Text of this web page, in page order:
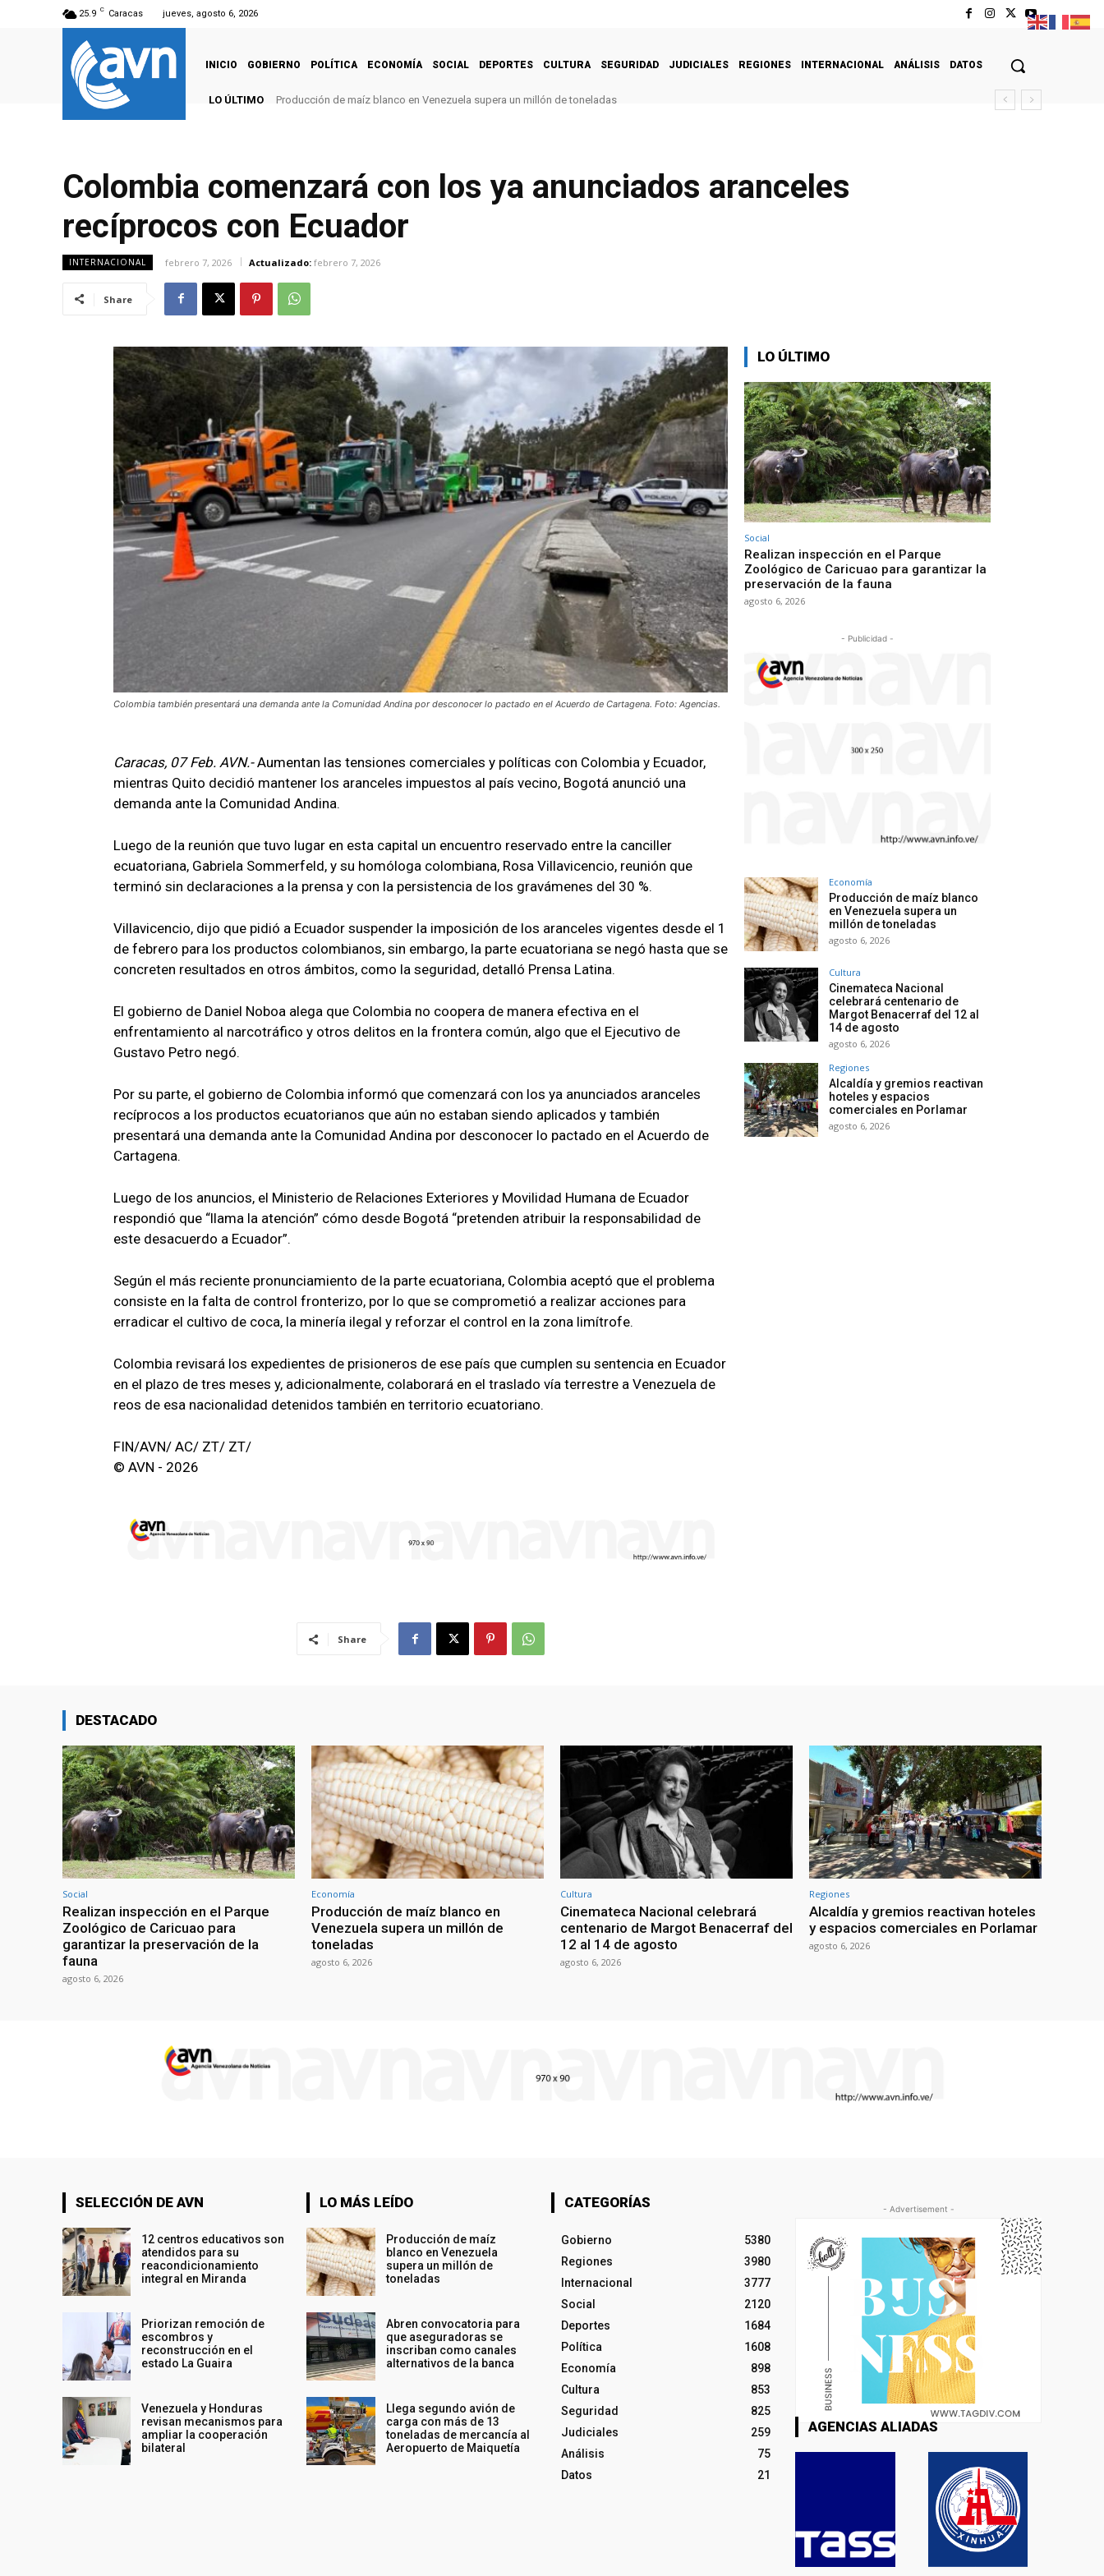
25.9 C Caracas jueves, agosto 6, 2026
INICIO GOBIERNO POLÍTICA ECONOMÍA SOCIAL DEPORTES CULTURA SEGURIDAD JUDICIALES REGIONES INTERNACIONAL ANÁLISIS DATOS
LO ÚLTIMO Producción de maíz blanco en Venezuela supera un millón de toneladas
Colombia comenzará con los ya anunciados aranceles
recíprocos con Ecuador
INTERNACIONAL febrero 7, 2026 Actualizado: febrero 7, 2026
Share
Colombia también presentará una demanda ante la Comunidad Andina por desconocer lo pactado en el Acuerdo de Cartagena. Foto: Agencias.
Caracas, 07 Feb. AVN.-Aumentan las tensiones comerciales y políticas con Colombia y Ecuador,
mientras Quito decidió mantener los aranceles impuestos al país vecino, Bogotá anunció una
demanda ante la Comunidad Andina.
Luego de la reunión que tuvo lugar en esta capital un encuentro reservado entre la canciller
ecuatoriana, Gabriela Sommerfeld, y su homóloga colombiana, Rosa Villavicencio, reunión que
terminó sin declaraciones a la prensa y con la persistencia de los gravámenes del 30 %.
Villavicencio, dijo que pidió a Ecuador suspender la imposición de los aranceles vigentes desde el 1
de febrero para los productos colombianos, sin embargo, la parte ecuatoriana se negó hasta que se
concreten resultados en otros ámbitos, como la seguridad, detalló Prensa Latina.
El gobierno de Daniel Noboa alega que Colombia no coopera de manera efectiva en el
enfrentamiento al narcotráfico y otros delitos en la frontera común, algo que el Ejecutivo de
Gustavo Petro negó.
Por su parte, el gobierno de Colombia informó que comenzará con los ya anunciados aranceles
recíprocos a los productos ecuatorianos que aún no estaban siendo aplicados y también
presentará una demanda ante la Comunidad Andina por desconocer lo pactado en el Acuerdo de
Cartagena.
Luego de los anuncios, el Ministerio de Relaciones Exteriores y Movilidad Humana de Ecuador
respondió que “llama la atención” cómo desde Bogotá “pretenden atribuir la responsabilidad de
este desacuerdo a Ecuador”.
Según el más reciente pronunciamiento de la parte ecuatoriana, Colombia aceptó que el problema
consiste en la falta de control fronterizo, por lo que se comprometió a realizar acciones para
erradicar el cultivo de coca, la minería ilegal y reforzar el control en la zona limítrofe.
Colombia revisará los expedientes de prisioneros de ese país que cumplen su sentencia en Ecuador
en el plazo de tres meses y, adicionalmente, colaborará en el traslado vía terrestre a Venezuela de
reos de esa nacionalidad detenidos también en territorio ecuatoriano.
FIN/AVN/ AC/ ZT/ ZT/
© AVN - 2026
Share
LO ÚLTIMO
Social
Realizan inspección en el Parque
Zoológico de Caricuao para garantizar la
preservación de la fauna
agosto 6, 2026
- Publicidad -
Economía
Producción de maíz blanco
en Venezuela supera un
millón de toneladas
agosto 6, 2026
Cultura
Cinemateca Nacional
celebrará centenario de
Margot Benacerraf del 12 al
14 de agosto
agosto 6, 2026
Regiones
Alcaldía y gremios reactivan
hoteles y espacios
comerciales en Porlamar
agosto 6, 2026
DESTACADO
Social
Realizan inspección en el Parque
Zoológico de Caricuao para
garantizar la preservación de la
fauna
agosto 6, 2026
Economía
Producción de maíz blanco en
Venezuela supera un millón de
toneladas
agosto 6, 2026
Cultura
Cinemateca Nacional celebrará
centenario de Margot Benacerraf del
12 al 14 de agosto
agosto 6, 2026
Regiones
Alcaldía y gremios reactivan hoteles
y espacios comerciales en Porlamar
agosto 6, 2026
SELECCIÓN DE AVN
12 centros educativos son
atendidos para su
reacondicionamiento
integral en Miranda
Priorizan remoción de
escombros y
reconstrucción en el
estado La Guaira
Venezuela y Honduras
revisan mecanismos para
ampliar la cooperación
bilateral
LO MÁS LEÍDO
Producción de maíz
blanco en Venezuela
supera un millón de
toneladas
Abren convocatoria para
que aseguradoras se
inscriban como canales
alternativos de la banca
Llega segundo avión de
carga con más de 13
toneladas de mercancía al
Aeropuerto de Maiquetía
CATEGORÍAS
Gobierno
5380
Regiones
3980
Internacional
3777
Social
2120
Deportes
1684
Política
1608
Economía
898
Cultura
853
Seguridad
825
Judiciales
259
Análisis
75
Datos
21
- Advertisement -
AGENCIAS ALIADAS